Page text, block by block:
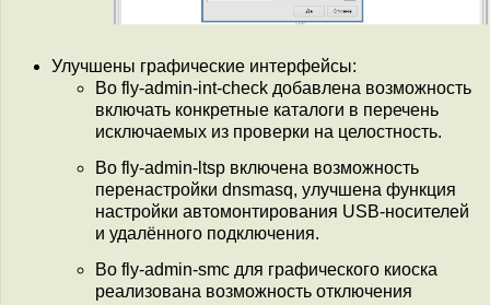
Улучшены графические интерфейсы:
Во fly-admin-int-check добавлена возможность
включать конкретные каталоги в перечень
исключаемых из проверки на целостность.
Во fly-admin-ltsp включена возможность
перенастройки dnsmasq, улучшена функция
настройки автомонтирования USB-носителей
и удалённого подключения.
Во fly-admin-smc для графического киоска
реализована возможность отключения